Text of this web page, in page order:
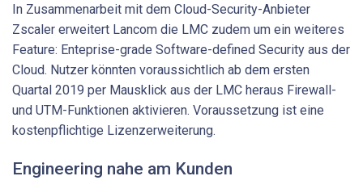
In Zusammenarbeit mit dem Cloud-Security-Anbieter
Zscaler erweitert Lancom die LMC zudem um ein weiteres
Feature: Enteprise-grade Software-defined Security aus der
Cloud. Nutzer könnten voraussichtlich ab dem ersten
Quartal 2019 per Mausklick aus der LMC heraus Firewall-
und UTM-Funktionen aktivieren. Voraussetzung ist eine
kostenpflichtige Lizenzerweiterung.
Engineering nahe am Kunden